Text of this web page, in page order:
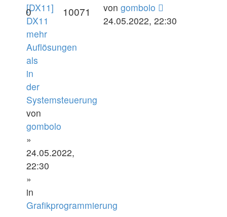
[DX11]
DX11
mehr
Auflösungen
als
in
der
Systemsteuerung
von
gombolo
»
24.05.2022,
22:30
»
in
Grafikprogrammierung
0 10071 von gombolo
24.05.2022, 22:30